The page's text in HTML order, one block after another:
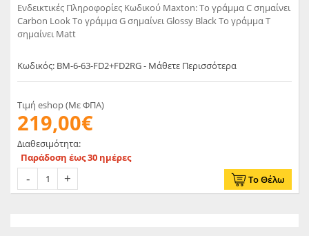
Ενδεικτικές Πληροφορίες Κωδικού Maxton: Το γράμμα C σημαίνει
Carbon Look Το γράμμα G σημαίνει Glossy Black Το γράμμα T
σημαίνει Matt
Κωδικός: BM-6-63-FD2+FD2RG - Μάθετε Περισσότερα
Τιμή eshop (Με ΦΠΑ)
219,00€
Διαθεσιμότητα:
Παράδοση έως 30 ημέρες
Το Θέλω